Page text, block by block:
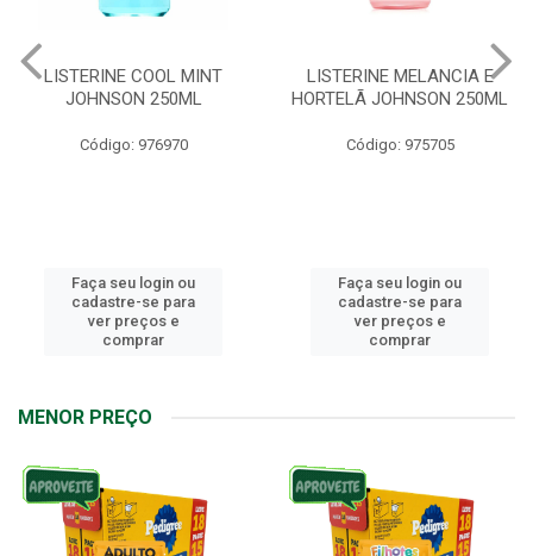
LISTERINE COOL MINT
JOHNSON 250ML
Código: 976970
Faça seu login ou
cadastre-se para
ver preços e
comprar
LISTERINE MELANCIA E
HORTELÃ JOHNSON 250ML
Código: 975705
Faça seu login ou
cadastre-se para
ver preços e
comprar
MENOR PREÇO